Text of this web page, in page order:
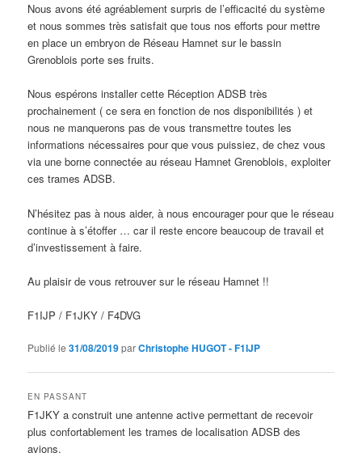
Nous avons été agréablement surpris de l’efficacité du système
et nous sommes très satisfait que tous nos efforts pour mettre
en place un embryon de Réseau Hamnet sur le bassin
Grenoblois porte ses fruits.
Nous espérons installer cette Réception ADSB très
prochainement ( ce sera en fonction de nos disponibilités ) et
nous ne manquerons pas de vous transmettre toutes les
informations nécessaires pour que vous puissiez, de chez vous
via une borne connectée au réseau Hamnet Grenoblois, exploiter
ces trames ADSB.
N’hésitez pas à nous aider, à nous encourager pour que le réseau
continue à s’étoffer … car il reste encore beaucoup de travail et
d’investissement à faire.
Au plaisir de vous retrouver sur le réseau Hamnet !!
F1IJP / F1JKY / F4DVG
Publié le31/08/2019parChristophe HUGOT - F1IJP
EN PASSANT
F1JKY a construit une antenne active permettant de recevoir
plus confortablement les trames de localisation ADSB des
avions.